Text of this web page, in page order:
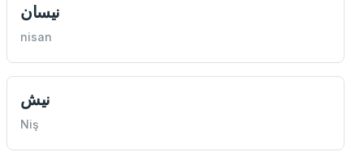
نيسان
nisan
نيش
Niş